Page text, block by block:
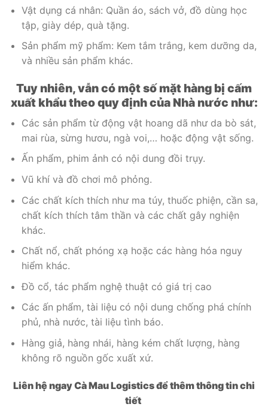
Vật dụng cá nhân: Quần áo, sách vở, đồ dùng học
tập, giày dép, quà tặng.
Sản phẩm mỹ phẩm: Kem tắm trắng, kem dưỡng da,
và nhiều sản phẩm khác.
Tuy nhiên, vẫn có một số mặt hàng bị cấm
xuất khẩu theo quy định của Nhà nước như:
Các sản phẩm từ động vật hoang dã như da bò sát,
mai rùa, sừng hươu, ngà voi,… hoặc động vật sống.
Ấn phẩm, phim ảnh có nội dung đồi trụy.
Vũ khí và đồ chơi mô phỏng.
Các chất kích thích như ma túy, thuốc phiện, cần sa,
chất kích thích tâm thần và các chất gây nghiện
khác.
Chất nổ, chất phóng xạ hoặc các hàng hóa nguy
hiểm khác.
Đồ cổ, tác phẩm nghệ thuật có giá trị cao
Các ấn phẩm, tài liệu có nội dung chống phá chính
phủ, nhà nước, tài liệu tình báo.
Hàng giả, hàng nhái, hàng kém chất lượng, hàng
không rõ nguồn gốc xuất xứ.
Liên hệ ngay Cà Mau Logistics để thêm thông tin chi
tiết